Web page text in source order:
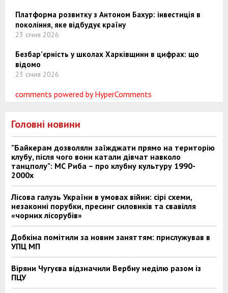
Платформа розвитку з Антоном Бахур: інвестиція в
покоління, яке відбудує країну
23 січня 2026
Безбар’єрність у школах Харківщини в цифрах: що
відомо
23 січня 2026
comments powered by HyperComments
Головні новини
"Байкерам дозволяли заїжджати прямо на територію
клубу, після чого вони катали дівчат навколо
танцполу": МС Риба – про клубну культуру 1990-
2000х
Лісова галузь України в умовах війни: сірі схеми,
незаконні порубки, пресинг силовиків та свавілля
«чорних лісорубів»
Добкіна помітили за новим заняттям: прислужував в
УПЦ МП
Віряни Чугуєва відзначили Вербну неділю разом із
ПЦУ